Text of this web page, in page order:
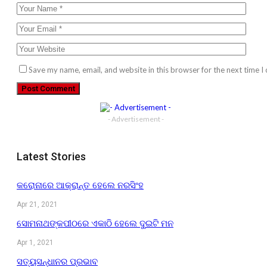
Save my name, email, and website in this browser for the next time I
- Advertisement -
Latest Stories
କରୋନାରେ ଆକ୍ରାନ୍ତ ହେଲେ ନରସିଂହ
Apr 21, 2021
ସୋମନାଥଙ୍କପୀଠରେ ଏକାଠି ହେଲେ ଦୁଇଟି ମନ
Apr 1, 2021
ସତ୍ୟସନ୍ଧାନର ପ୍ରଭାବ